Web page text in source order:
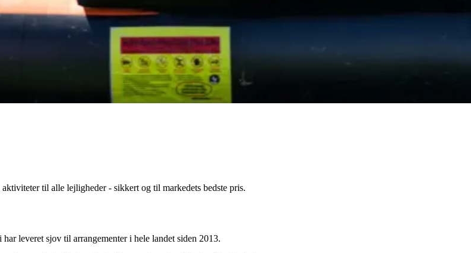
til alle lejligheder - sikkert og til markedets bedste pris.
leveret sjov til arrangementer i hele landet siden 2013.